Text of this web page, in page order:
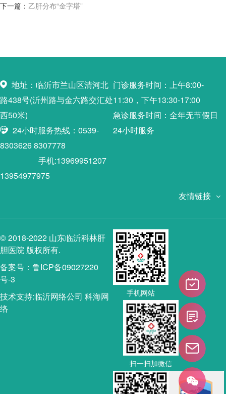
下一篇： 乙肝分布“金字塔”
地址：临沂市兰山区清河北
路438号(沂州路与金六路交汇处
西50米)
24小时服务热线：0539-
8303626 8307778
手机:13969951207
13954977975
门诊服务时间：上午8:00-
11:30，下午13:30-17:00
急诊服务时间：全年无节假日
24小时服务
友情链接
© 2018-2022 山东临沂科林肝
胆医院 版权所有.
备案号：鲁ICP备09027220
号-3
技术支持:临沂网络公司 科海网
络
手机网站
扫一扫加微信